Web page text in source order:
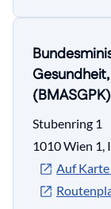
(BMASGPK)
Stubenring 1
1010 Wien 1,
Auf Karte